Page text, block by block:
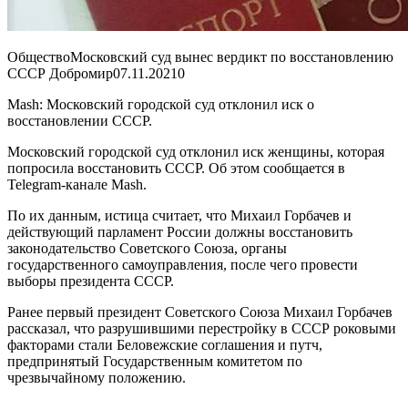
ОбществоМосковский суд вынес вердикт по восстановлению
СССР Добромир07.11.20210
Mash: Московский городской суд отклонил иск о
восстановлении СССР.
Московский городской суд отклонил иск женщины, которая
попросила восстановить СССР. Об этом сообщается в
Telegram-канале Mash.
По их данным, истица считает, что Михаил Горбачев и
действующий парламент России должны восстановить
законодательство Советского Союза, органы
государственного самоуправления, после чего провести
выборы президента СССР.
Ранее первый президент Советского Союза Михаил Горбачев
рассказал, что разрушившими перестройку в СССР роковыми
факторами стали Беловежские соглашения и путч,
предпринятый Государственным комитетом по
чрезвычайному положению.